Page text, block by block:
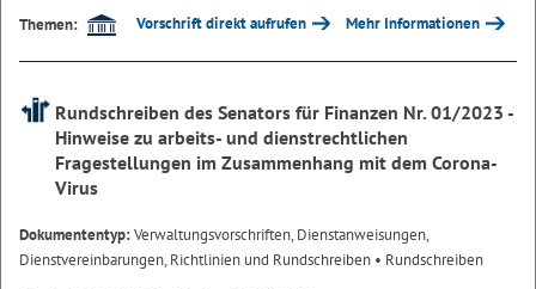
Themen:
Vorschrift direkt aufrufen Mehr Informationen
Rundschreiben des Senators für Finanzen Nr. 01/2023 -
Hinweise zu arbeits- und dienstrechtlichen
Fragestellungen im Zusammenhang mit dem Corona-
Virus
Dokumententyp:Verwaltungsvorschriften, Dienstanweisungen,
Dienstvereinbarungen, Richtlinien und Rundschreiben • Rundschreiben